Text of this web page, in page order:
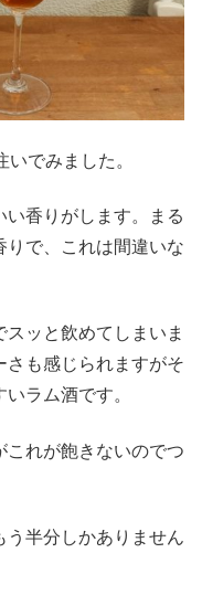
でみました。
香りがします。まる
りで、これは間違いな
ッと飲めてしまいま
も感じられますがそ
ラム酒です。
これが飽きないのでつ
う半分しかありません